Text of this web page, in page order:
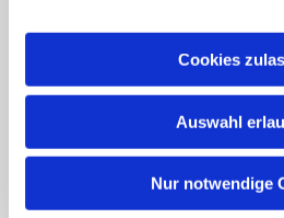
Cookies
Auswahl
Nur notwendige
info@st-simeonis.de
Kontakt